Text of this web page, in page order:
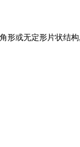
形或无定形片状结